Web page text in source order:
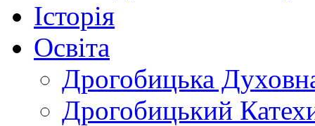
Історія
Освіта
Дрогобицька
Дрогобицький